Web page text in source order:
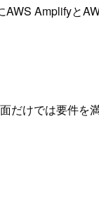
Amplifyと
けでは要件